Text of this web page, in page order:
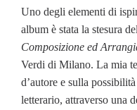
Uno degli elementi di
album è stata la stesura
Composizione ed
Verdi di Milano. La mia
d’autore e sulla
letterario, attraverso una